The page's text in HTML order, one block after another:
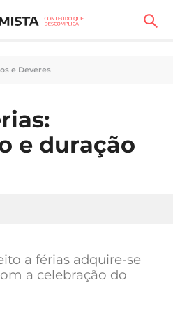
e Deveres
e duração
a férias adquire-se
a celebração do